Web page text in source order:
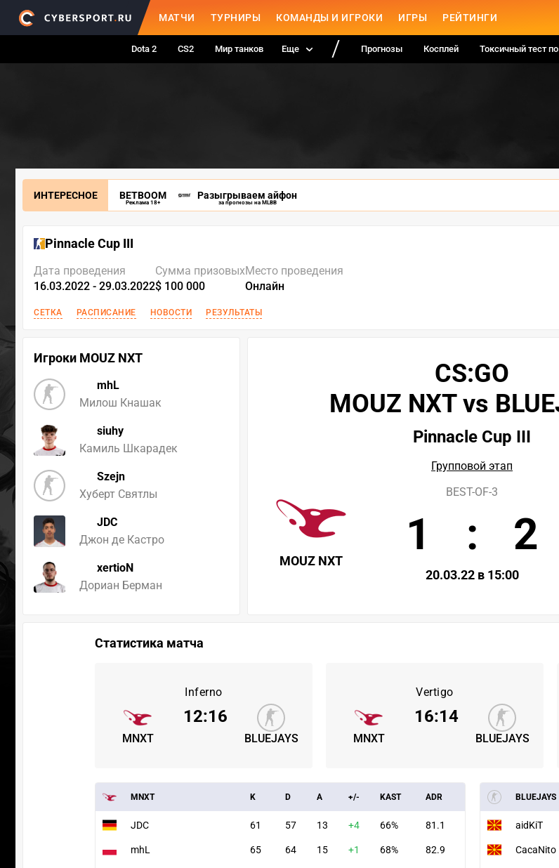
МАТЧИ ТУРНИРЫ КОМАНДЫ И ИГРОКИ ИГРЫ РЕЙТИНГИ
Dota 2 CS2 Мир танков Еще Прогнозы Косплей Токсичный тест
ИНТЕРЕСНОЕ BETBOOM
Реклама 18+
Разыгрываем айфон
за прогнозы на MLBB
Pinnacle Cup III
Дата проведения
16.03.2022 - 29.03.2022
Сумма призовых
$ 100 000
Место проведения
Онлайн
СЕТКА РАСПИСАНИЕ НОВОСТИ РЕЗУЛЬТАТЫ
Игроки MOUZ NXT
mhL
Милош Кнашак
siuhy
Камиль Шкарадек
Szejn
Хуберт Святлы
JDC
Джон де Кастро
xertioN
Дориан Берман
CS:GO
MOUZ NXT vs
Pinnacle Cup III
Групповой этап
MOUZ NXT
BEST-OF-3
1 : 2
20.03.22 в 15:00
Статистика матча
Inferno
MNXT BLUEJAYS
12:16
Vertigo
MNXT BLUEJAYS
16:14
MNXT K D A +/- KAST ADR
JDC 61 57 13 +4 66% 81.1
mhL 65 64 15 +1 68% 82.9
BLUEJAYS
aidKiT
CacaNito